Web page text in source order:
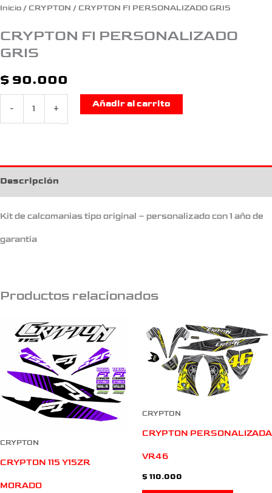
Inicio / CRYPTON / CRYPTON FI PERSONALIZADO GRIS
CRYPTON FI PERSONALIZADO
GRIS
$ 90.000
- +
Añadir al carrito
Descripción
Kit de calcomanias tipo original – personalizado con 1 año de
garantia
Productos relacionados
CRYPTON
CRYPTON 115 Y15ZR
MORADO
CRYPTON
CRYPTON PERSONALIZADA
VR46
$ 110.000